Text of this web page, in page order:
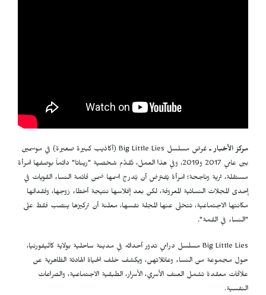
مركز الأخبار ـ
عُرض مسلسل Big Little Lies (أكاذيب كبيرة صغيرة) في موسمين
بين عامي 2017 و2019، وفي هذا العمل، تُقدَّم شخصية "ريناتا" دائماً بوصفها امرأة
مستقلة، ثرية وناجحة؛ امرأة يُفترض أن يُدرج اسمها ضمن قائمة النساء القويات في
إحدى المجلات النسائية المعروفة، لكن بعد إفلاسها نتيجة أخطاء زوجها، وفقدانها
مكانتها الاجتماعية، تتخلى عنها المجلة نفسها، معلنة أن تركيزها ينصب فقط على
"النساء في القمة".
Big Little Lies مسلسل درامي تدور أحداثه في مدينة ساحلية بولاية كاليفورنيا،
حول مجموعة من النساء وعائلاتهن، ويكشف خلف الحياة الهادئة الظاهرية عن
علاقات معقدة تشمل العنف الأسري، الأسرار، الطبقية الاجتماعية، والصراعات
النفسية.